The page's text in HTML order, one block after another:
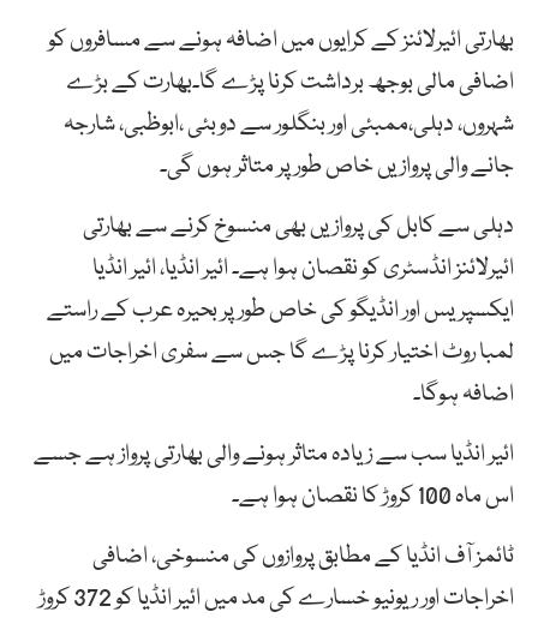
بھارتی ائیرلائنز کے کرایوں میں اضافہ ہونے سے مسافروں کو
اضافی مالی بوجھ برداشت کرنا پڑے گا۔بھارت کے بڑے
شہروں، دہلی،ممبئی اور بنگلور سے دوبئی ،ابوظبی، شارجہ
جانے والی پروازیں خاص طور پر متاثر ہوں گی۔
دہلی سے کابل کی پروازیں بھی منسوخ کرنے سے بھارتی
ائیرلائنز انڈسٹری کو نقصان ہوا ہے۔ ائیر انڈیا، ائیر انڈیا
ایکسپریس اور انڈیگو کی خاص طور پر بحیرہ عرب کے راستے
لمبا روٹ اختیار کرنا پڑے گا جس سے سفری اخراجات میں
اضافہ ہوگا۔
ائیر انڈیا سب سے زیادہ متاثر ہونے والی بھارتی پرواز ہے جسے
اس ماہ 100 کروڑ کا نقصان ہوا ہے۔
ٹائمز آف انڈیا کے مطابق پروازوں کی منسوخی، اضافی
اخراجات اور ریونیو خسارے کی مد میں ائیر انڈیا کو 372 کروڑ